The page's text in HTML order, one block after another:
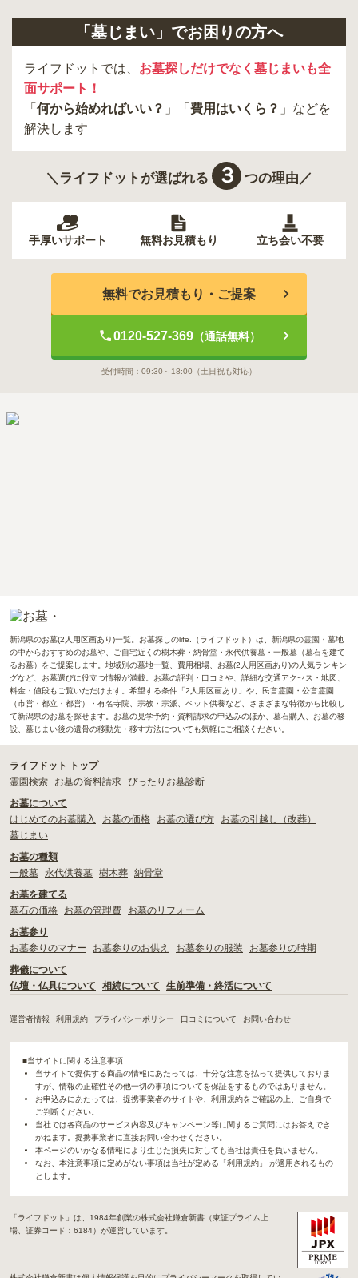
「墓じまい」でお困りの方へ
ライフドットでは、 お墓探しだけでなく墓じまいも全
面サポート！
「 何から始めればいい？ 」「 費用はいくら？ 」などを
解決します
＼ライフドットが選ばれる ３ つの理由／
手厚いサポート 無料お見積もり 立ち会い不要
無料でお見積もり・ご提案
0120-527-369（通話無料）
受付時間： 09:30～18:00 （土日祝も対応）
新潟県のお墓(2人用区画あり)一覧。お墓探しのlife.（ライフドット）は、新潟県の霊園・墓地
の中からおすすめのお墓や、ご自宅近くの樹木葬・納骨堂・永代供養墓・一般墓（墓石を建て
るお墓）をご提案します。地域別の墓地一覧、費用相場、お墓(2人用区画あり)の人気ランキン
グなど、お墓選びに役立つ情報が満載。お墓の評判・口コミや、詳細な交通アクセス・地図、
料金・値段もご覧いただけます。希望する条件「2人用区画あり」や、民営霊園・公営霊園
（市営・都立・都営）・有名寺院、宗教・宗派、ペット供養など、さまざまな特徴から比較し
て新潟県のお墓を探せます。お墓の見学予約・資料請求の申込みのほか、墓石購入、お墓の移
設、墓じまい後の遺骨の移動先・移す方法についても気軽にご相談ください。
ライフドット トップ
霊園検索
お墓の資料請求 ぴったりお墓診断
お墓について
はじめてのお墓購入
お墓の価格 お墓の選び方
お墓の引越し（改葬）
墓じまい
お墓の種類
一般墓
永代供養墓 樹木葬 納骨堂
お墓を建てる
墓石の価格
お墓の管理費
お墓のリフォーム
お墓参り
お墓参りのマナー
お墓参りのお供え お墓参りの服装
お墓参りの時期
葬儀について
仏壇・仏具について
相続について 生前準備・終活について
運営者情報 利用規約 プライバシーポリシー 口コミについて お問い合わせ
■当サイトに関する注意事項
当サイトで提供する商品の情報にあたっては、十分な注意を払って提供しておりま
すが、情報の正確性その他一切の事項についてを保証をするものではありません。
お申込みにあたっては、提携事業者のサイトや、利用規約をご確認の上、ご自身で
ご判断ください。
当社では各商品のサービス内容及びキャンペーン等に関するご質問にはお答えでき
かねます。提携事業者に直接お問い合わせください。
本ページのいかなる情報により生じた損失に対しても当社は責任を負いません。
なお、本注意事項に定めがない事項は当社が定める「利用規約」 が適用されるもの
とします。
「ライフドット」は、1984年創業の株式会社鎌倉新書（東証プライム上
場、証券コード：6184）が運営しています。